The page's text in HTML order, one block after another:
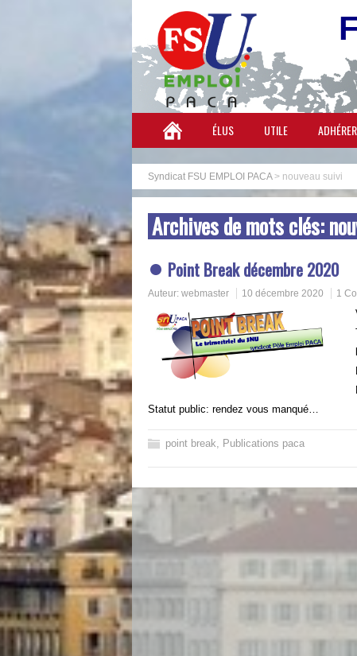
ÉLUS UTILE ADHÉRER
Syndicat FSU EMPLOI PACA> nouveau suivi
Archives de mots clés:
Point Break décembre 2020
Auteur: webmaster 10 décembre 2020 1
Statut public: rendez vous manqué…
point break, Publications paca